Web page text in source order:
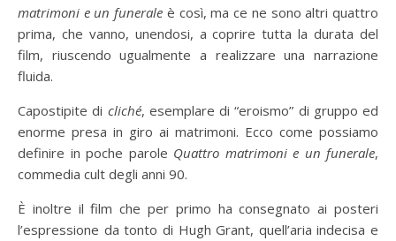
matrimoni e un funerale è così, ma ce ne sono altri quattro
prima, che vanno, unendosi, a coprire tutta la durata del
film, riuscendo ugualmente a realizzare una narrazione
fluida.
Capostipite di cliché, esemplare di “eroismo” di gruppo ed
enorme presa in giro ai matrimoni. Ecco come possiamo
definire in poche parole Quattro matrimoni e un funerale,
commedia cult degli anni 90.
È inoltre il film che per primo ha consegnato ai posteri
l’espressione da tonto di Hugh Grant, quell’aria indecisa e